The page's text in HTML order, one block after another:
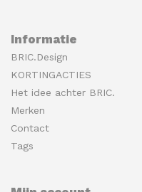
Informatie
BRIC.Design
KORTINGACTIES
Het idee achter BRIC.
Merken
Contact
Tags